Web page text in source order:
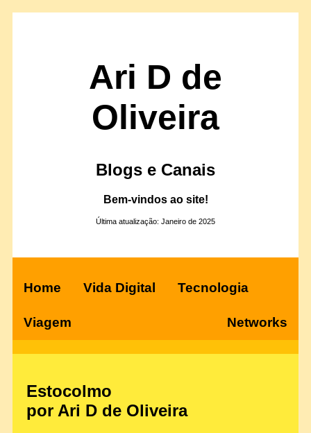
Ari D de
Oliveira
Blogs e Canais
Bem-vindos ao site!
Última atualização: Janeiro de 2025
Home Vida Digital Tecnologia
Viagem Networks
Estocolmo
por Ari D de Oliveira